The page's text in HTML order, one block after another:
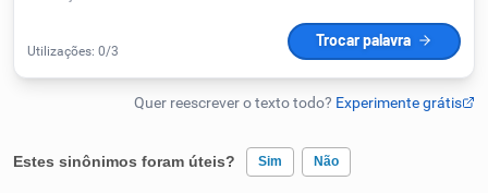
Detector de IA
Humanizador de IA
Estes sinônimos foram úteis? Sim Não